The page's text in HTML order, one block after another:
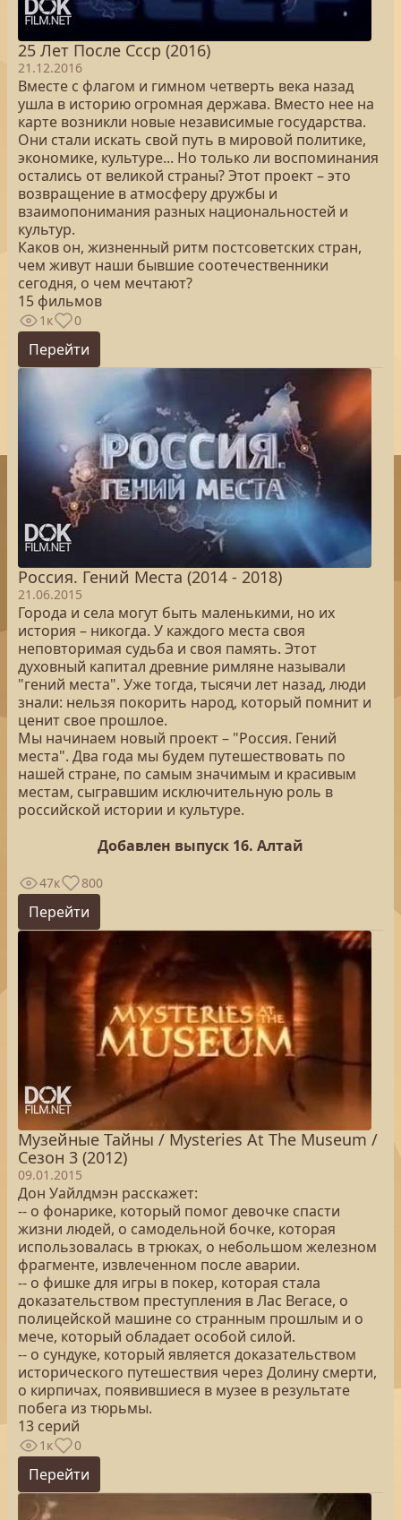
25 Лет После Cccр (2016)
21.12.2016
Вместе с флагом и гимном четверть века назад
ушла в историю огромная держава. Вместо нее на
карте возникли новые независимые государства.
Они стали искать свой путь в мировой политике,
экономике, культуре... Но только ли воспоминания
остались от великой страны? Этот проект – это
возвращение в атмосферу дружбы и
взаимопонимания разных национальностей и
культур.
Каков он, жизненный ритм постсоветских стран,
чем живут наши бывшие соотечественники
сегодня, о чем мечтают?
15 фильмов
1к 0
Перейти
Россия. Гений Места (2014 - 2018)
21.06.2015
Города и села могут быть маленькими, но их
история – никогда. У каждого места своя
неповторимая судьба и своя память. Этот
духовный капитал древние римляне называли
"гений места". Уже тогда, тысячи лет назад, люди
знали: нельзя покорить народ, который помнит и
ценит свое прошлое.
Мы начинаем новый проект – "Россия. Гений
места". Два года мы будем путешествовать по
нашей стране, по самым значимым и красивым
местам, сыгравшим исключительную роль в
российской истории и культуре.
Добавлен выпуск 16. Алтай
47к 800
Перейти
Музейные Тайны / Mysteries At The Museum /
Сезон 3 (2012)
09.01.2015
Дон Уайлдмэн расскажет:
-- о фонарике, который помог девочке спасти
жизни людей, о самодельной бочке, которая
использовалась в трюках, о небольшом железном
фрагменте, извлеченном после аварии.
-- о фишке для игры в покер, которая стала
доказательством преступления в Лас Вегасе, о
полицейской машине со странным прошлым и о
мече, который обладает особой силой.
-- о сундуке, который является доказательством
исторического путешествия через Долину смерти,
о кирпичах, появившиеся в музее в результате
побега из тюрьмы.
13 серий
1к 0
Перейти